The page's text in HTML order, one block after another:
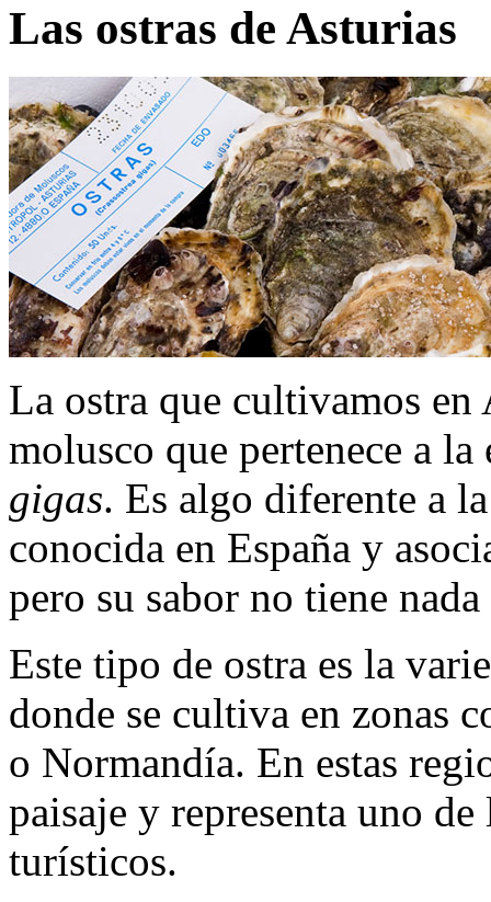
Las ostras de Asturias
La ostra que cultivamos
molusco que pertenece a
gigas. Es algo diferente a
conocida en España y
pero su sabor no tiene
Este tipo de ostra es la
donde se cultiva en zonas
o Normandía. En estas
paisaje y representa uno
turísticos.